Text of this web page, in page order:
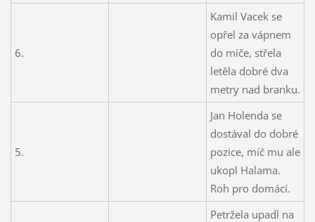
6.
Kamil Vacek se
opřel za vápnem
do míče, střela
letěla dobré dva
metry nad branku.
5.
Jan Holenda se
dostával do dobré
pozice, míč mu ale
ukopl Halama.
Roh pro domácí.
Petržela upadl na